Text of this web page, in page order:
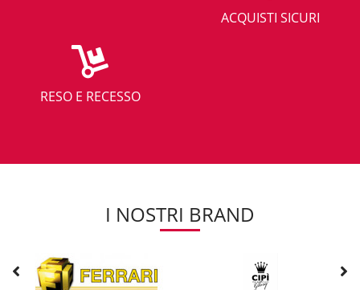
ACQUISTI SICURI
RESO E RECESSO
I NOSTRI BRAND